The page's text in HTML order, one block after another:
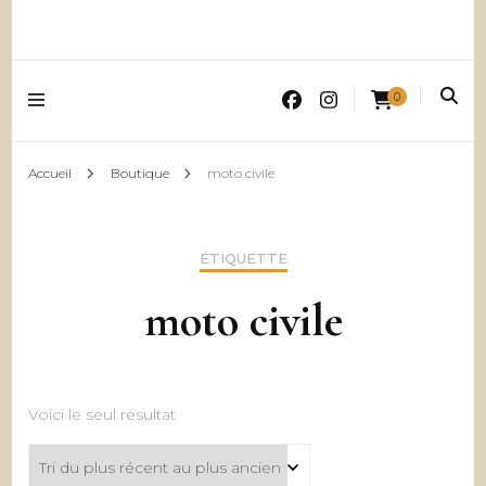
0
Accueil Boutique moto civile
ÉTIQUETTE
moto civile
Voici le seul résultat